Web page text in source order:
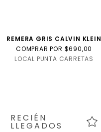
REMERA GRIS CALVIN KLEIN
COMPRAR POR $690,00
LOCAL PUNTA CARRETAS
RECIÉN
LLEGADOS